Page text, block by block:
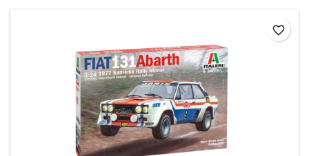
favorite_border